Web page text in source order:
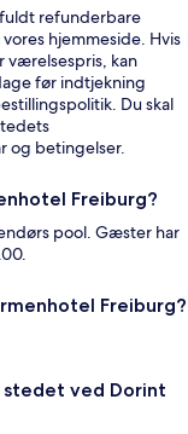
refunderbare
hjemmeside. Hvis
værelsespris, kan
før indtjekning
Du skal
og betingelser.
Freiburg?
pool. Gæster har
Freiburg?
stedet ved Dorint